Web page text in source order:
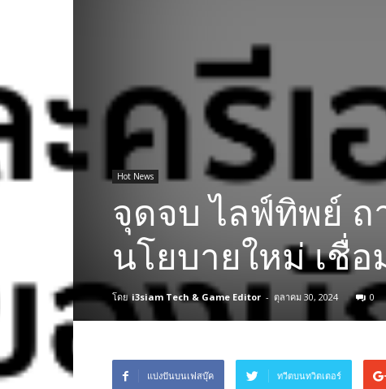
Hot News
จุดจบ ไลฟ์ทิพย์ ถ
นโยบายใหม่ เชื่
โดย i3siam Tech & Game Editor - ตุลาคม 30, 2024 0
แบ่งปันบนเฟสบุ๊ค ทวีตบนทวิตเตอร์